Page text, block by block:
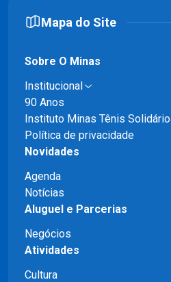
Mapa do Site
Sobre O Minas
Institucional
90 Anos
Instituto Minas Tênis Solidário
Política de privacidade
Novidades
Agenda
Notícias
Aluguel e Parcerias
Negócios
Atividades
Cultura